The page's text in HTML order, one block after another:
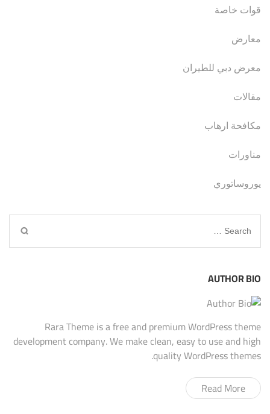
قوات خاصة
معارض
معرض دبي للطيران
مقالات
مكافحة ارهاب
مناورات
يوروساتوري
Search
for:
AUTHOR BIO
Rara Theme is a free and premium WordPress theme
development company. We make clean, easy to use and high
quality WordPress themes.
Read More